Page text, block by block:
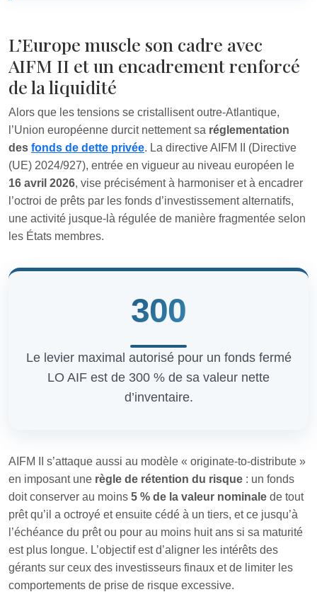
L’Europe muscle son cadre avec
AIFM II et un encadrement renforcé
de la liquidité
Alors que les tensions se cristallisent outre‑Atlantique,
l’Union européenne durcit nettement sa réglementation
des fonds de dette privée. La directive AIFM II (Directive
(UE) 2024/927), entrée en vigueur au niveau européen le
16 avril 2026, vise précisément à harmoniser et à encadrer
l’octroi de prêts par les fonds d’investissement alternatifs,
une activité jusque‑là régulée de manière fragmentée selon
les États membres.
300
Le levier maximal autorisé pour un fonds fermé
LO AIF est de 300 % de sa valeur nette
d’inventaire.
AIFM II s’attaque aussi au modèle « originate‑to‑distribute »
en imposant une règle de rétention du risque : un fonds
doit conserver au moins 5 % de la valeur nominale de tout
prêt qu’il a octroyé et ensuite cédé à un tiers, et ce jusqu’à
l’échéance du prêt ou pour au moins huit ans si sa maturité
est plus longue. L’objectif est d’aligner les intérêts des
gérants sur ceux des investisseurs finaux et de limiter les
comportements de prise de risque excessive.